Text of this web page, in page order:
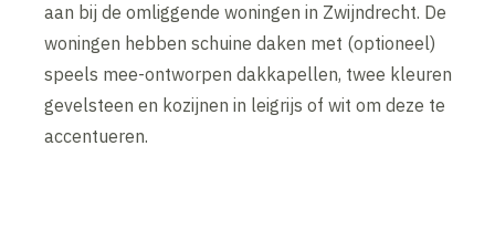
aan bij de omliggende woningen in Zwijndrecht. De
woningen hebben schuine daken met (optioneel)
speels mee-ontworpen dakkapellen, twee kleuren
gevelsteen en kozijnen in leigrijs of wit om deze te
accentueren.